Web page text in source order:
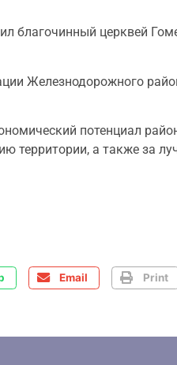
благочинный церквей
Железнодорожного
потенциал
территории, а также за
Email Print